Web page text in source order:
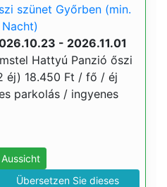
szünet Győrben (min.
- 2026.11.01
Hattyú Panzió őszi
éj) 18.450 Ft / fő / éj
parkolás / ingyenes
Aussicht
Übersetzen Sie dieses